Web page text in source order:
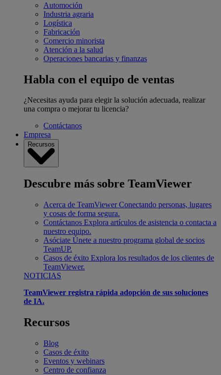
Automoción
Industria agraria
Logística
Fabricación
Comercio minorista
Atención a la salud
Operaciones bancarias y finanzas
Habla con el equipo de ventas
¿Necesitas ayuda para elegir la solución adecuada, realizar
una compra o mejorar tu licencia?
Contáctanos
Empresa
Recursos
Descubre más sobre TeamViewer
Acerca de TeamViewer Conectando personas, lugares
y cosas de forma segura.
Contáctanos Explora artículos de asistencia o contacta a
nuestro equipo.
Asóciate Únete a nuestro programa global de socios
TeamUP.
Casos de éxito Explora los resultados de los clientes de
TeamViewer.
NOTICIAS
TeamViewer registra rápida adopción de sus soluciones
de IA.
Recursos
Blog
Casos de éxito
Eventos y webinars
Centro de confianza